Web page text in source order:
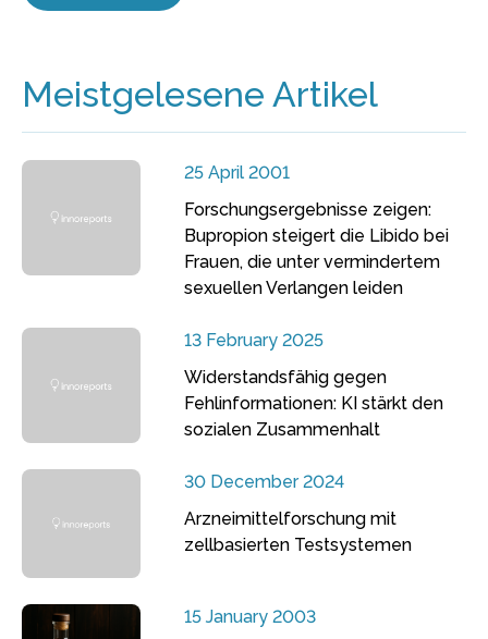
Meistgelesene Artikel
25 April 2001
Forschungsergebnisse zeigen:
Bupropion steigert die Libido bei
Frauen, die unter vermindertem
sexuellen Verlangen leiden
13 February 2025
Widerstandsfähig gegen
Fehlinformationen: KI stärkt den
sozialen Zusammenhalt
30 December 2024
Arzneimittelforschung mit
zellbasierten Testsystemen
15 January 2003